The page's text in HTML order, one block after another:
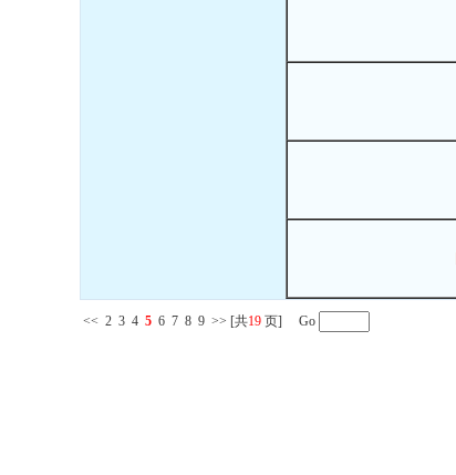
<< 2 3 4 5 6 7 8 9 >> [共19 页] Go